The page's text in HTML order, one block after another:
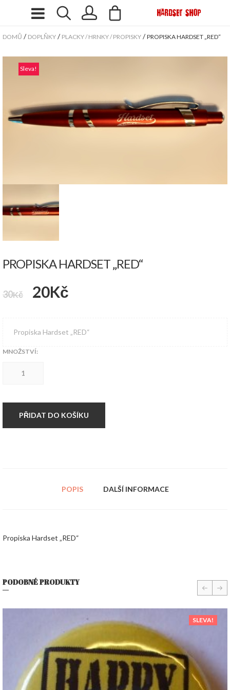
DOMŮ / DOPLŇKY / PLACKY / HRNKY / PROPISKY /PROPISKA HARDSET „RED“
Sleva!
PROPISKA HARDSET „RED“
30Kč
Původní
byla:
30Kč.
20Kč
je:
Propiska Hardset „RED“
MNOŽSTVÍ:
Hardset
PŘIDAT DO KOŠÍKU
POPIS DALŠÍ INFORMACE
Propiska Hardset „RED“
PODOBNÉ PRODUKTY
SLEVA!
prev